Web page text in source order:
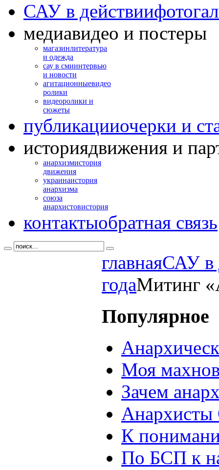
САУ в действии
медиавидео и постеры
магазинлитература
и одежда
сау в смиинтервью
и новости
агитационныевидео
ролики
видеоролики и
сюжеты
публикацииочерки и
историядвижения и
анархизмистория
движения
украинаистория
анархизма
союза
анархистовистория
контактыобратная связь
главнаяСАУ в
годаМитинг
Популярное
Моя
Зачем
Анархисты
К
По БСП к